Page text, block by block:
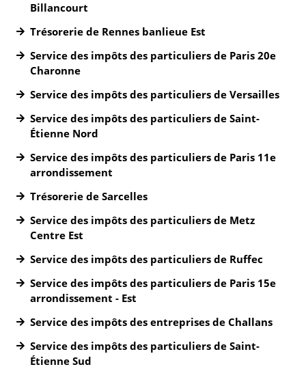
Billancourt
Trésorerie de Rennes banlieue Est
Service des impôts des particuliers de Paris 20e
Charonne
Service des impôts des particuliers de Versailles
Service des impôts des particuliers de Saint-
Étienne Nord
Service des impôts des particuliers de Paris 11e
arrondissement
Trésorerie de Sarcelles
Service des impôts des particuliers de Metz
Centre Est
Service des impôts des particuliers de Ruffec
Service des impôts des particuliers de Paris 15e
arrondissement - Est
Service des impôts des entreprises de Challans
Service des impôts des particuliers de Saint-
Étienne Sud